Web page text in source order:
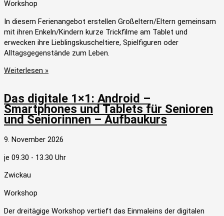
Workshop
In diesem Ferienangebot erstellen Großeltern/Eltern gemeinsam
mit ihren Enkeln/Kindern kurze Trickfilme am Tablet und
erwecken ihre Lieblingskuscheltiere, Spielfiguren oder
Alltagsgegenstände zum Leben.
Weiterlesen »
Das digitale 1×1: Android –
Smartphones und Tablets für Senioren
und Seniorinnen – Aufbaukurs
9. November 2026
je 09.30 - 13.30 Uhr
Zwickau
Workshop
Der dreitägige Workshop vertieft das Einmaleins der digitalen